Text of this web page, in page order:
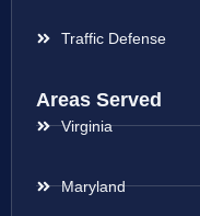
Traffic Defense
Areas Served
Virginia
Maryland